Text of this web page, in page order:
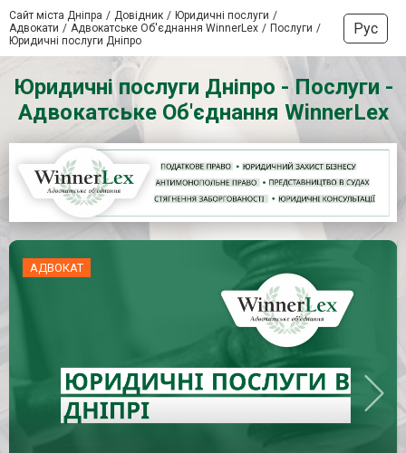
Сайт міста Дніпра Довідник
Юридичні послуги
Адвокати
Адвокатське Об'єднання WinnerLex
Послуги
Юридичні послуги Дніпро
Рус
Юридичні послуги Дніпро - Послуги -
Адвокатське Об'єднання WinnerLex
АДВОКАТ